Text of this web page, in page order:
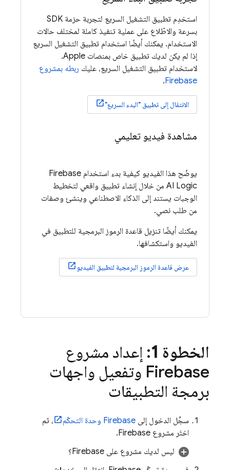
استخدِم تطبيق التشغيل السريع لتجربة حزمة SDK
بسرعة والاطّلاع على عملية تنفيذ كاملة لمختلف حالات
الاستخدام. يمكنك أيضًا استخدام تطبيق التشغيل السريع
إذا لم يكن لديك تطبيق خاص بمنصات Apple.
لاستخدام تطبيق التشغيل السريع، عليك ربطه بمشروع
Firebase
.
الانتقال إلى تطبيق "البدء السريع"
مشاهدة فيديو تعليمي
يوضّح هذا الفيديو كيفية بدء استخدام Firebase
AI Logic من خلال إنشاء تطبيق واقعي لتخطيط
الوجبات يستند إلى الذكاء الاصطناعي وينشئ وصفات
من طلب نصي.
يمكنك أيضًا تنزيل قاعدة الرموز البرمجية للتطبيق في
الفيديو واستكشافها.
عرض قاعدة الرموز البرمجية لتطبيق الفيديو
الخطوة 1
: إعداد مشروع
Firebase وتفعيل واجهات
برمجة التطبيقات
سجِّل الدخول إلى Firebase وحدة التحكّم
، ثم
اختَر مشروع Firebase.
ليس لديك مشروع على Firebase؟